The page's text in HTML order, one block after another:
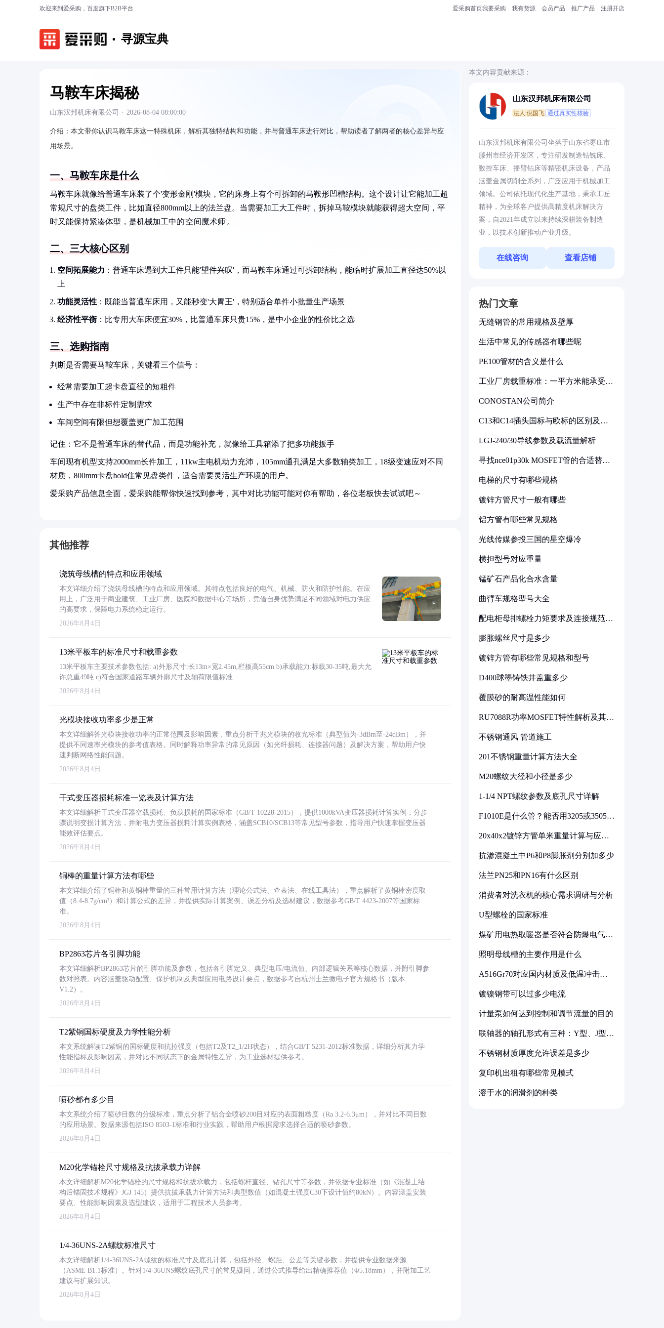
欢迎来到爱采购，百度旗下B2B平台 爱采购首页我要采购 我有货源 会员产品 推广产品 注册开店
寻源宝典
马鞍车床揭秘
山东汉邦机床有限公司 · 2026-08-04 08:00:00
介绍： 本文带你认识马鞍车床这一特殊机床，解析其独特结构和功能，并与普通车床进行对比，帮助读者了解两者的核心差异与应
用场景。
一、马鞍车床是什么
马鞍车床就像给普通车床装了个'变形金刚'模块，它的床身上有个可拆卸的马鞍形凹槽结构。这个设计让它能加工超
常规尺寸的盘类工件，比如直径800mm以上的法兰盘。当需要加工大工件时，拆掉马鞍模块就能获得超大空间，平
时又能保持紧凑体型，是机械加工中的'空间魔术师'。
二、三大核心区别
空间拓展能力 ：普通车床遇到大工件只能'望件兴叹'，而马鞍车床通过可拆卸结构，能临时扩展加工直径达50%以
上
功能灵活性 ：既能当普通车床用，又能秒变'大胃王'，特别适合单件小批量生产场景
经济性平衡 ：比专用大车床便宜30%，比普通车床只贵15%，是中小企业的性价比之选
三、选购指南
判断是否需要马鞍车床，关键看三个信号：
经常需要加工超卡盘直径的短粗件
生产中存在非标件定制需求
车间空间有限但想覆盖更广加工范围
记住：它不是普通车床的替代品，而是功能补充，就像给工具箱添了把多功能扳手
车间现有机型支持2000mm长件加工，11kw主电机动力充沛，105mm通孔满足大多数轴类加工，18级变速应对不同
材质，800mm卡盘hold住常见盘类件，适合需要灵活生产环境的用户。
爱采购产品信息全面，爱采购能帮你快速找到参考，其中对比功能可能对你有帮助，各位老板快去试试吧～
其他推荐
浇筑母线槽的特点和应用领域
本文详细介绍了浇筑母线槽的特点和应用领域。其特点包括良好的电气、机械、防火和防护性能。在应
用上，广泛用于商业建筑、工业厂房、医院和数据中心等场所，凭借自身优势满足不同领域对电力供应
的高要求，保障电力系统稳定运行。
2026年8月4日
13米平板车的标准尺寸和载重参数
13米平板车主要技术参数包括: a)外形尺寸:长13m×宽2.45m,栏板高55cm b)承载能力:标载30-35吨,最大允
许总重49吨 c)符合国家道路车辆外廓尺寸及轴荷限值标准
2026年8月4日
光模块接收功率多少是正常
本文详细解答光模块接收功率的正常范围及影响因素，重点分析千兆光模块的收光标准（典型值为-3dBm至-24dBm），并
提供不同速率光模块的参考值表格。同时解释功率异常的常见原因（如光纤损耗、连接器问题）及解决方案，帮助用户快
速判断网络性能问题。
2026年8月4日
干式变压器损耗标准一览表及计算方法
本文详细解析干式变压器空载损耗、负载损耗的国家标准（GB/T 10228-2015），提供1000kVA变压器损耗计算实例，分步
骤说明变损计算方法，并附电力变压器损耗计算实例表格，涵盖SCB10/SCB13等常见型号参数，指导用户快速掌握变压器
能效评估要点。
2026年8月4日
铜棒的重量计算方法有哪些
本文详细介绍了铜棒和黄铜棒重量的三种常用计算方法（理论公式法、查表法、在线工具法），重点解析了黄铜棒密度取
值（8.4-8.7g/cm³）和计算公式的差异，并提供实际计算案例、误差分析及选材建议，数据参考GB/T 4423-2007等国家标
准。
2026年8月4日
BP2863芯片各引脚功能
本文详细解析BP2863芯片的引脚功能及参数，包括各引脚定义、典型电压/电流值、内部逻辑关系等核心数据，并附引脚参
数对照表。内容涵盖驱动配置、保护机制及典型应用电路设计要点，数据参考自杭州士兰微电子官方规格书（版本
V1.2）。
2026年8月4日
T2紫铜国标硬度及力学性能分析
本文系统解读T2紫铜的国标硬度和抗拉强度（包括T2及T2_1/2H状态），结合GB/T 5231-2012标准数据，详细分析其力学
性能指标及影响因素，并对比不同状态下的金属特性差异，为工业选材提供参考。
2026年8月4日
喷砂都有多少目
本文系统介绍了喷砂目数的分级标准，重点分析了铝合金喷砂200目对应的表面粗糙度（Ra 3.2-6.3μm），并对比不同目数
的应用场景。数据来源包括ISO 8503-1标准和行业实践，帮助用户根据需求选择合适的喷砂参数。
2026年8月4日
M20化学锚栓尺寸规格及抗拔承载力详解
本文详细解析M20化学锚栓的尺寸规格和抗拔承载力，包括螺杆直径、钻孔尺寸等参数，并依据专业标准（如《混凝土结
构后锚固技术规程》JGJ 145）提供抗拔承载力计算方法和典型数值（如混凝土强度C30下设计值约80kN）。内容涵盖安装
要点、性能影响因素及选型建议，适用于工程技术人员参考。
2026年8月4日
1/4-36UNS-2A螺纹标准尺寸
本文详细解析1/4-36UNS-2A螺纹的标准尺寸及底孔计算，包括外径、螺距、公差等关键参数，并提供专业数据来源
（ASME B1.1标准）。针对1/4-36UNS螺纹底孔尺寸的常见疑问，通过公式推导给出精确推荐值（Φ5.18mm），并附加工艺
建议与扩展知识。
2026年8月4日
本文内容贡献来源：
山东汉邦机床有限公司
法人:倪国飞 通过真实性核验
山东汉邦机床有限公司坐落于山东省枣庄市
滕州市经济开发区，专注研发制造钻铣床、
数控车床、摇臂钻床等精密机床设备，产品
涵盖金属切削全系列，广泛应用于机械加工
领域。公司依托现代化生产基地，秉承工匠
精神，为全球客户提供高精度机床解决方
案，自2021年成立以来持续深耕装备制造
业，以技术创新推动产业升级。
在线咨询 查看店铺
热门文章
无缝钢管的常用规格及壁厚
生活中常见的传感器有哪些呢
PE100管材的含义是什么
工业厂房载重标准：一平方米能承受多
CONOSTAN公司简介
C13和C14插头国标与欧标的区别及其
LGJ-240/30导线参数及载流量解析
寻找nce01p30k MOSFET管的合适替代
电梯的尺寸有哪些规格
镀锌方管尺寸一般有哪些
铝方管有哪些常见规格
光线传媒参投三国的星空爆冷
横担型号对应重量
锰矿石产品化合水含量
曲臂车规格型号大全
配电柜母排螺栓力矩要求及连接规范详
膨胀螺丝尺寸是多少
镀锌方管有哪些常见规格和型号
D400球墨铸铁井盖重多少
覆膜砂的耐高温性能如何
RU7088R功率MOSFET特性解析及其在
不锈钢通风 管道施工
201不锈钢重量计算方法大全
M20螺纹大径和小径是多少
1-1/4 NPT螺纹参数及底孔尺寸详解
F1010E是什么管？能否用3205或3505代
20x40x2镀锌方管单米重量计算与应用
抗渗混凝土中P6和P8膨胀剂分别加多少
法兰PN25和PN16有什么区别
消费者对洗衣机的核心需求调研与分析
U型螺栓的国家标准
煤矿用电热取暖器是否符合防爆电气设
照明母线槽的主要作用是什么
A516Gr70对应国内材质及低温冲击要
镀镍钢带可以过多少电流
计量泵如何达到控制和调节流量的目的
联轴器的轴孔形式有三种：Y型、J型、
不锈钢材质厚度允许误差是多少
复印机出租有哪些常见模式
溶于水的润滑剂的种类